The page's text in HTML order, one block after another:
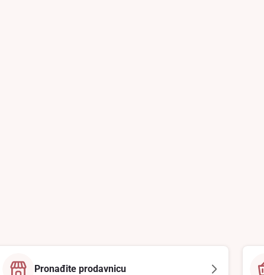
Pronađite prodavnicu